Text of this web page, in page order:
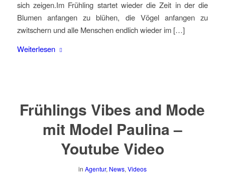
sich zeigen.Im Frühling startet wieder die Zeit in der die
Blumen anfangen zu blühen, die Vögel anfangen zu
zwitschern und alle Menschen endlich wieder im […]
Weiterlesen
Frühlings Vibes and Mode
mit Model Paulina –
Youtube Video
in Agentur, News, Videos